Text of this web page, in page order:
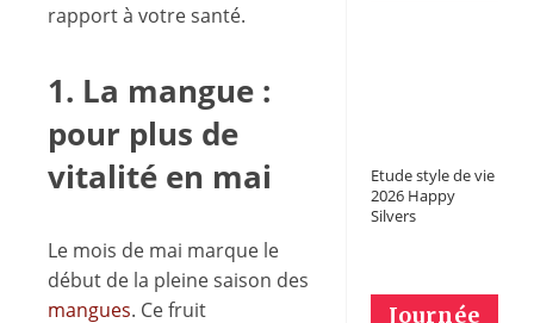
rapport à votre santé.
1. La mangue :
pour plus de
vitalité en mai
Le mois de mai marque le
début de la pleine saison des
mangues. Ce fruit
Etude style de vie
2026 Happy
Silvers
Journée